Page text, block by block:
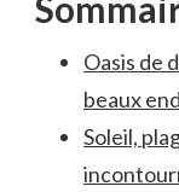
Oasis de
beaux
Soleil,